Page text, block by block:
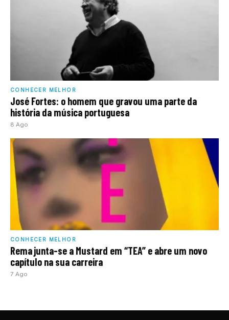
CONHECER MELHOR
José Fortes: o homem que gravou uma parte da
história da música portuguesa
8 Ago
CONHECER MELHOR
Rema junta-se a Mustard em “TEA” e abre um novo
capítulo na sua carreira
7 Ago